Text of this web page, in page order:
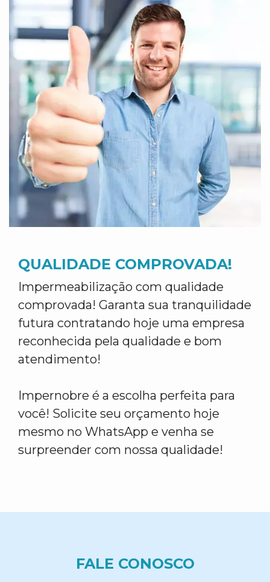
QUALIDADE COMPROVADA!
Impermeabilização com qualidade
comprovada! Garanta sua tranquilidade
futura contratando hoje uma empresa
reconhecida pela qualidade e bom
atendimento!
Impernobre é a escolha perfeita para
você! Solicite seu orçamento hoje
mesmo no WhatsApp e venha se
surpreender com nossa qualidade!
FALE CONOSCO